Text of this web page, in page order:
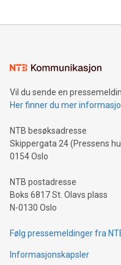
Vil du sende en
Her finner du mer
NTB besøksadresse
Skippergata 24 (Pressens
0154 Oslo
NTB postadresse
Boks 6817 St. Olavs plass
N-0130 Oslo
Følg pressemeldinger fra
Informasjonskapsler